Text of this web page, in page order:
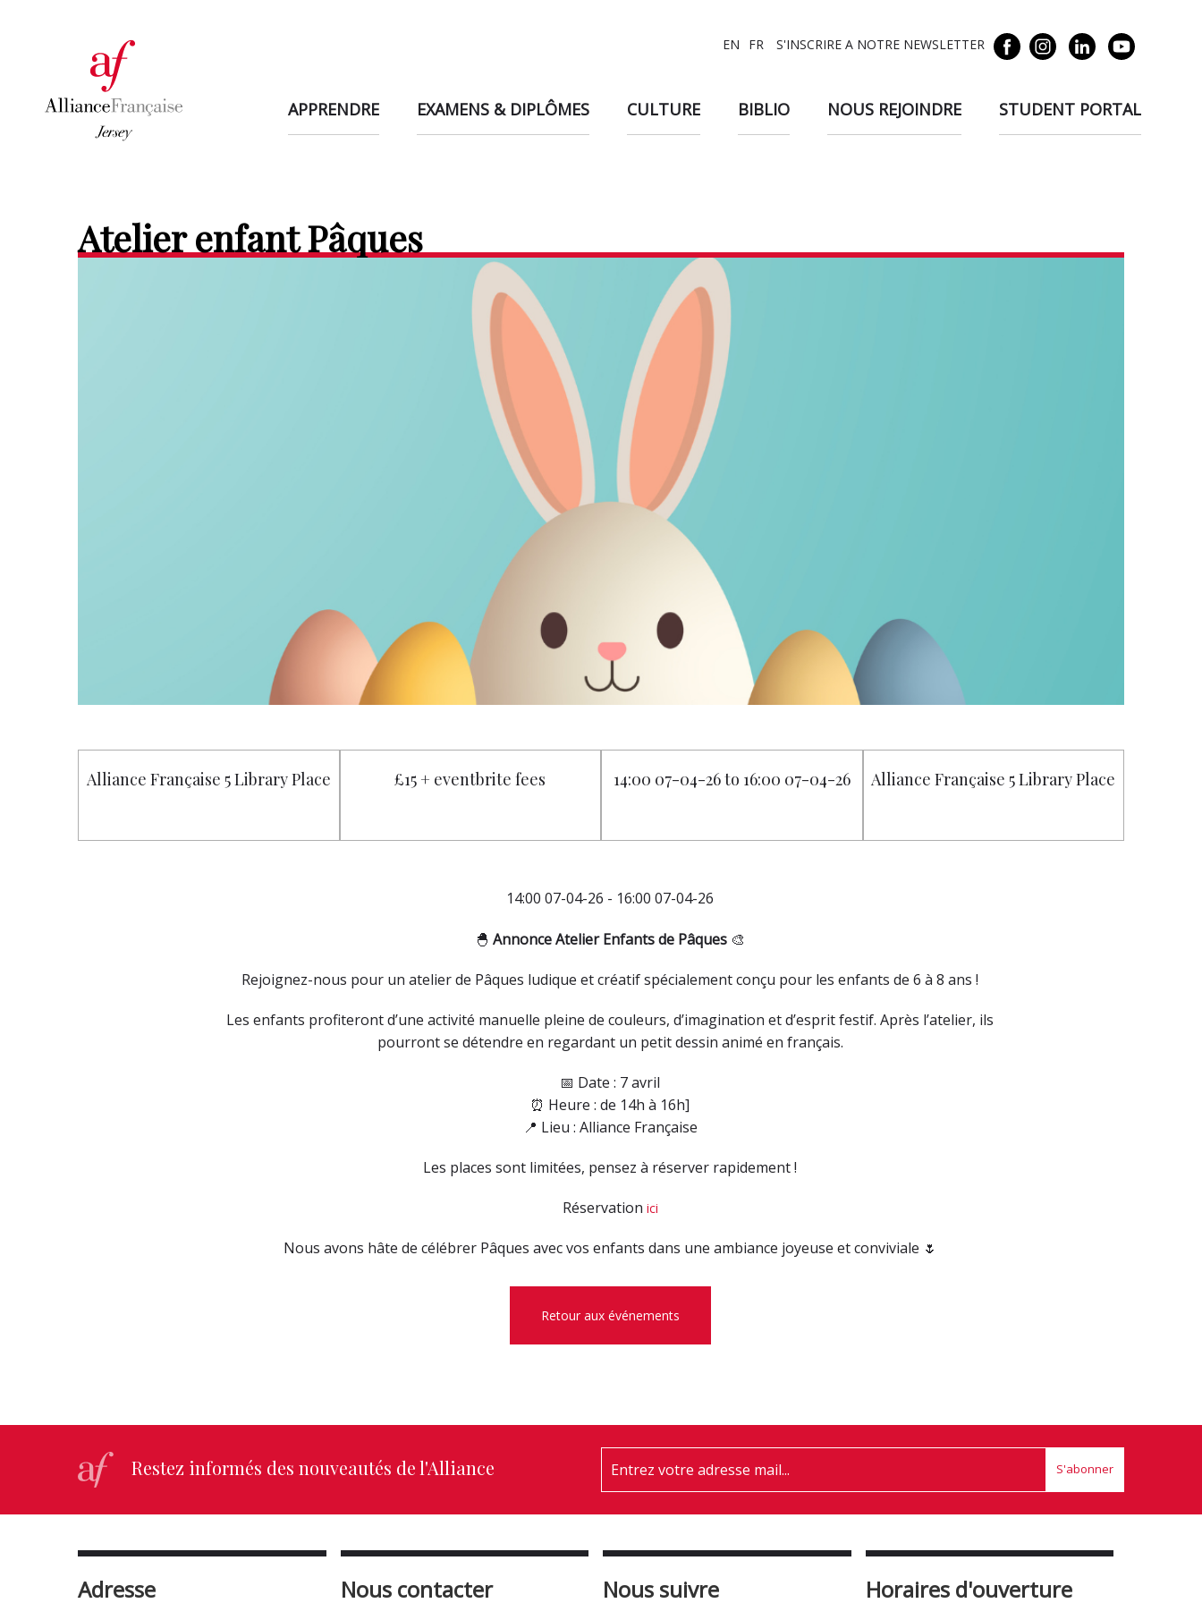
EN FR S'INSCRIRE A NOTRE NEWSLETTER
APPRENDRE EXAMENS & DIPLÔMES CULTURE BIBLIO NOUS REJOINDRE STUDENT PORTAL
Atelier enfant Pâques
Alliance Française 5 Library Place £15 + eventbrite fees 14:00 07-04-26 to 16:00 07-04-26 Alliance Française 5 Library Place
14:00 07-04-26 - 16:00 07-04-26
🐣 Annonce Atelier Enfants de Pâques 🎨
Rejoignez-nous pour un atelier de Pâques ludique et créatif spécialement conçu pour les enfants de 6 à 8 ans !
Les enfants profiteront d’une activité manuelle pleine de couleurs, d’imagination et d’esprit festif. Après l’atelier, ils
pourront se détendre en regardant un petit dessin animé en français.
📅 Date : 7 avril
⏰ Heure : de 14h à 16h]
📍 Lieu : Alliance Française
Les places sont limitées, pensez à réserver rapidement !
Réservation ici
Nous avons hâte de célébrer Pâques avec vos enfants dans une ambiance joyeuse et conviviale 🌷
Retour aux événements
Restez informés des nouveautés de l'Alliance S'abonner
Adresse Nous contacter Nous suivre Horaires d'ouverture